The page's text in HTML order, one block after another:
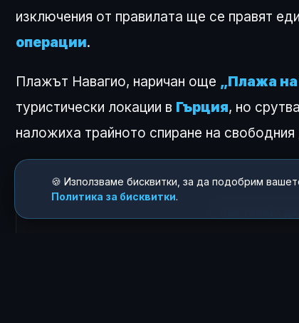
изключения от правилата ще се правят
операции.
Плажът Навагио, наричан още „Плажа
туристически локации в Гърция, но
наложиха трайното спиране на
🍪 Използваме бисквитки, за да подобрим
Политика за бисквитки.